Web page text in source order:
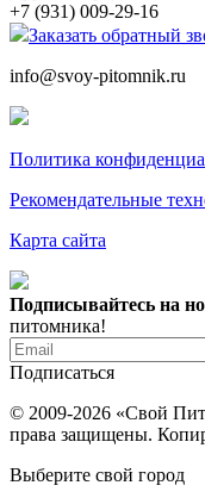
+7 (931) 009-29-16
Заказать обратный
info@svoy-pitomnik.ru
Политика
Рекомендательные
Карта сайта
Подписывайтесь на
питомника!
Подписаться
© 2009-2026 «Свой
права защищены.
Выберите свой город